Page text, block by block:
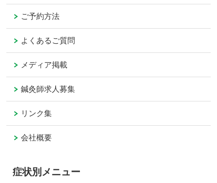
ご予約方法
よくあるご質問
メディア掲載
鍼灸師求人募集
リンク集
会社概要
症状別メニュー